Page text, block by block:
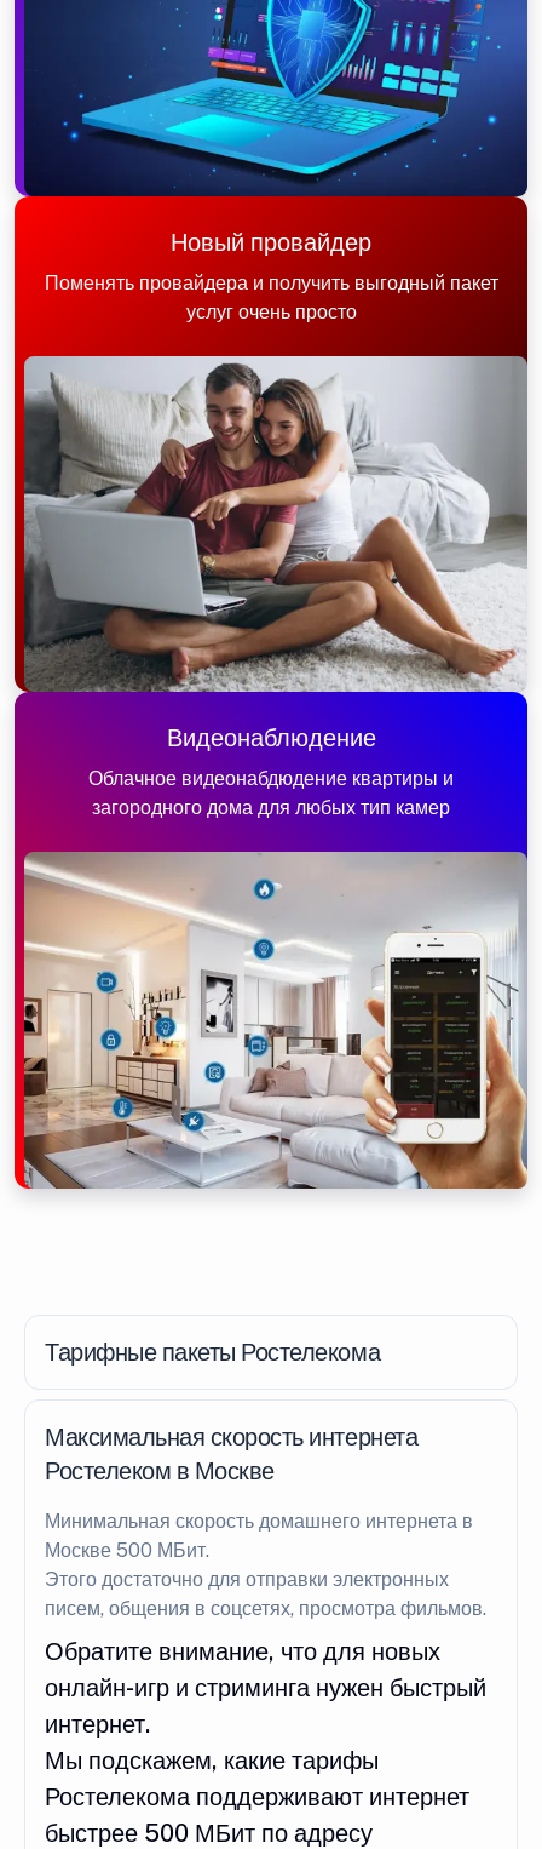
Новый провайдер
Поменять провайдера и получить выгодный пакет
услуг очень просто
Видеонаблюдение
Облачное видеонабдюдение квартиры и
загородного дома для любых тип камер
Тарифные пакеты Ростелекома
Максимальная скорость интернета
Ростелеком в Москве
Минимальная скорость домашнего интернета в
Москве 500 МБит.
Этого достаточно для отправки электронных
писем, общения в соцсетях, просмотра фильмов.
Обратите внимание, что для новых
онлайн-игр и стриминга нужен быстрый
интернет.
Мы подскажем, какие тарифы
Ростелекома поддерживают интернет
быстрее 500 МБит по адресу